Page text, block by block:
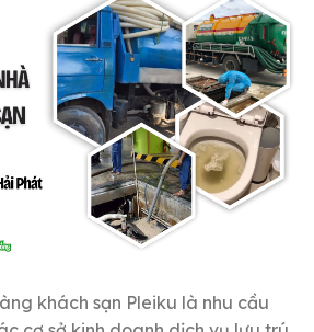
khách sạn Pleiku là nhu cầu